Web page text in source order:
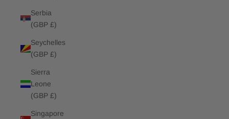
Serbia
(GBP £)
Seychelles
(GBP £)
Sierra
Leone
(GBP £)
Singapore